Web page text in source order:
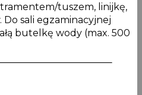
tuszem, linijkę,
sali egzaminacyjnej
butelkę wody (max. 500